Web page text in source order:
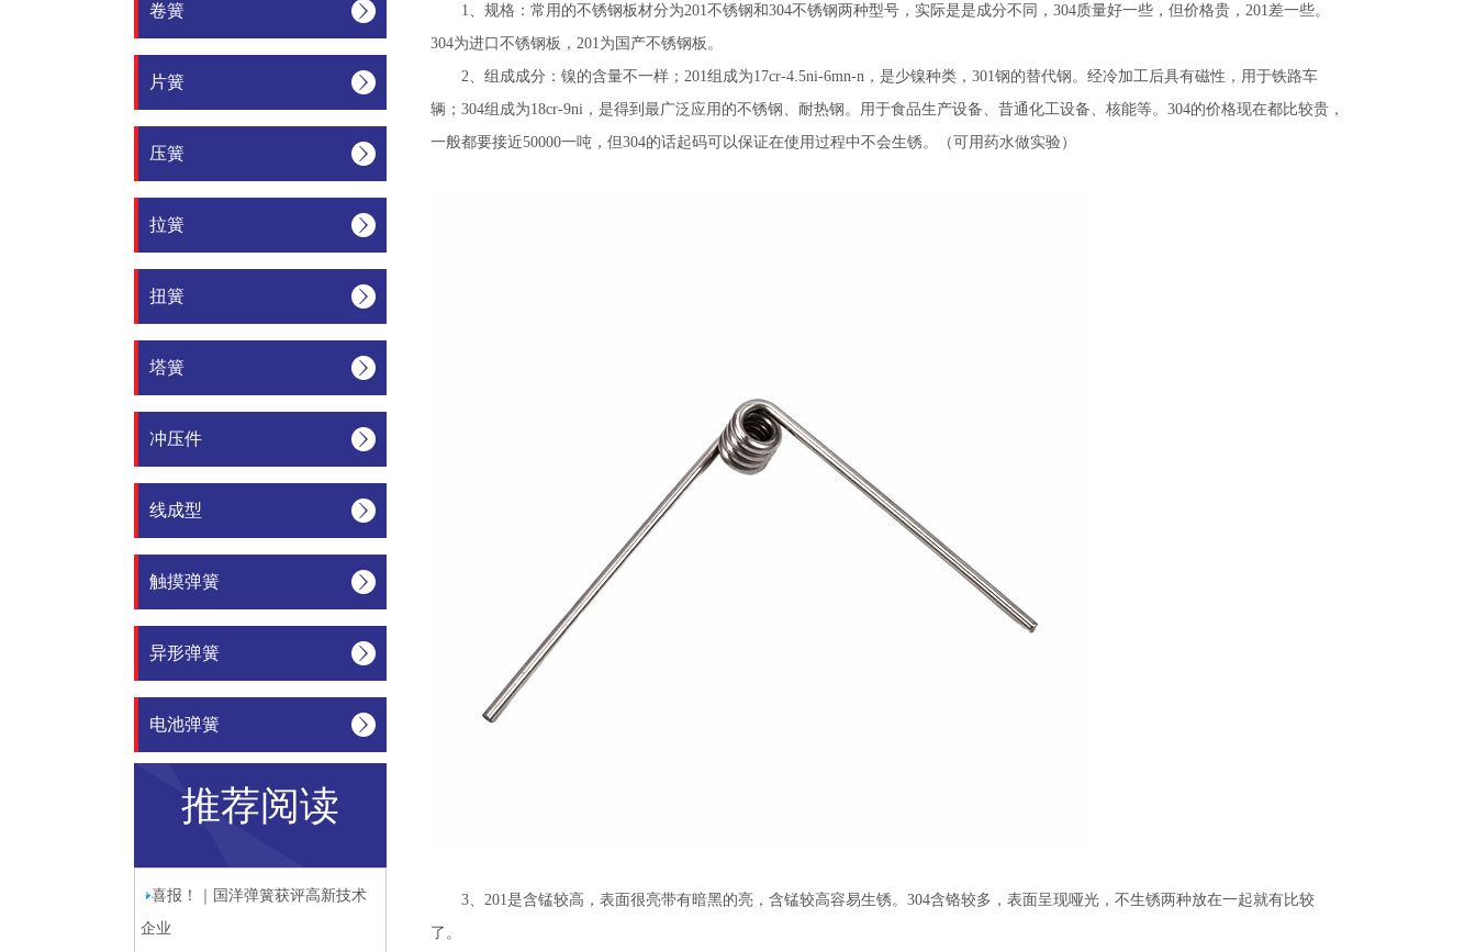
卷簧
片簧
压簧
拉簧
扭簧
塔簧
冲压件
线成型
触摸弹簧
异形弹簧
电池弹簧
推荐阅读
喜报！｜国洋弹簧获评高新技术
企业
1、规格：常用的不锈钢板材分为201不锈钢和304不锈钢两种型号，实际是是成分不同，304质量好一些，但价格贵，201差一些。
304为进口不锈钢板，201为国产不锈钢板。
2、组成成分：镍的含量不一样；201组成为17cr-4.5ni-6mn-n，是少镍种类，301钢的替代钢。经冷加工后具有磁性，用于铁路车
辆；304组成为18cr-9ni，是得到最广泛应用的不锈钢、耐热钢。用于食品生产设备、昔通化工设备、核能等。304的价格现在都比较贵，
一般都要接近50000一吨，但304的话起码可以保证在使用过程中不会生锈。（可用药水做实验）
3、201是含锰较高，表面很亮带有暗黑的亮，含锰较高容易生锈。304含铬较多，表面呈现哑光，不生锈两种放在一起就有比较
了。